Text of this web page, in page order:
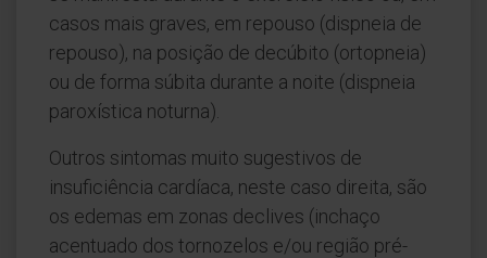
casos mais graves, em repouso (dispneia de
repouso), na posição de decúbito (ortopneia)
ou de forma súbita durante a noite (dispneia
paroxística noturna).
Outros sintomas muito sugestivos de
insuficiência cardíaca, neste caso direita, são
os edemas em zonas declives (inchaço
acentuado dos tornozelos e/ou região pré-